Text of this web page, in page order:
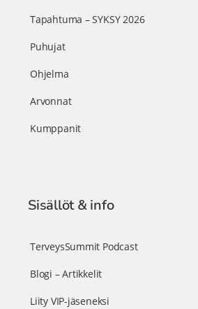
Tapahtuma – SYKSY 2026
Puhujat
Ohjelma
Arvonnat
Kumppanit
Sisällöt & info
TerveysSummit Podcast
Blogi – Artikkelit
Liity VIP-jäseneksi